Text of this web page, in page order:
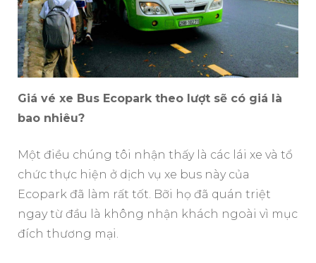
Giá vé xe Bus Ecopark theo lượt sẽ có giá là
bao nhiêu?
Một điều chúng tôi nhận thấy là các lái xe và tổ
chức thực hiện ở dịch vụ xe bus này của
Ecopark đã làm rất tốt. Bỡi họ đã quán triệt
ngay từ đầu là không nhận khách ngoài vì mục
đích thương mại.